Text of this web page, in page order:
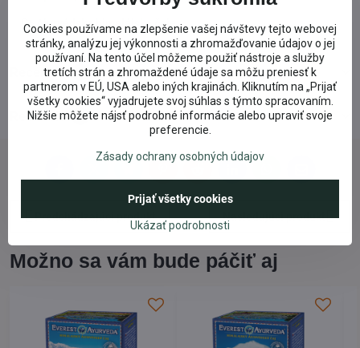
Ajurvédske himalájske čaje
Recenzie 0
Recenzie 0
Predchádzajúci produkt Nasledujúci produkt
Možno sa vám bude páčiť aj
Cookies používame na zlepšenie vašej návštevy tejto webovej
stránky, analýzu jej výkonnosti a zhromažďovanie údajov o jej
používaní. Na tento účel môžeme použiť nástroje a služby
tretích strán a zhromaždené údaje sa môžu preniesť k
partnerom v EÚ, USA alebo iných krajinách. Kliknutím na „Prijať
všetky cookies“ vyjadrujete svoj súhlas s týmto spracovaním.
Nižšie môžete nájsť podrobné informácie alebo upraviť svoje
preferencie.
Zásady ochrany osobných údajov
Ukázať podrobnosti
Prijať všetky cookies